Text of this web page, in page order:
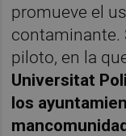
promueve el
contaminante.
piloto, en la
Universitat
los